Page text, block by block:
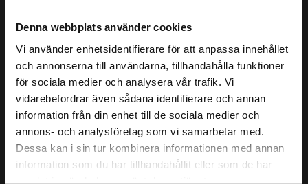
Denna webbplats använder cookies
Vi använder enhetsidentifierare för att anpassa innehållet
och annonserna till användarna, tillhandahålla funktioner
för sociala medier och analysera vår trafik. Vi
vidarebefordrar även sådana identifierare och annan
information från din enhet till de sociala medier och
annons- och analysföretag som vi samarbetar med.
Dessa kan i sin tur kombinera informationen med annan
information som du har tillhandahållit eller som de har
samlat in när du har använt deras tjänster.